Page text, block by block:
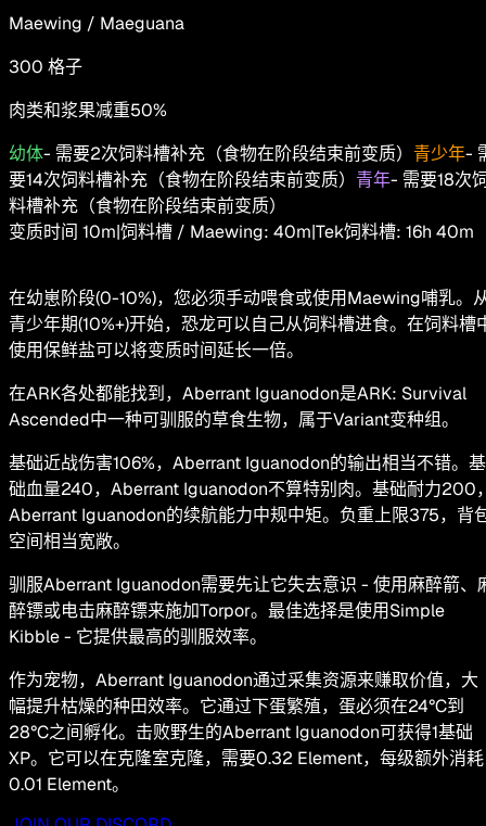
Maewing / Maeguana
300 格子
肉类和浆果减重50%
幼体- 需要2次饲料槽补充（食物在阶段结束前变质） 青少年-
要14次饲料槽补充（食物在阶段结束前变质） 青年- 需要18次
料槽补充（食物在阶段结束前变质）
变质时间 10m|饲料槽 / Maewing: 40m|Tek饲料槽: 16h 40m
在幼崽阶段(0-10%)，您必须手动喂食或使用Maewing哺乳。
青少年期(10%+)开始，恐龙可以自己从饲料槽进食。在饲料槽
使用保鲜盐可以将变质时间延长一倍。
在ARK各处都能找到，Aberrant Iguanodon是ARK: Survival
Ascended中一种可驯服的草食生物，属于Variant变种组。
基础近战伤害106%，Aberrant Iguanodon的输出相当不错。基
础血量240，Aberrant Iguanodon不算特别肉。基础耐力200
Aberrant Iguanodon的续航能力中规中矩。负重上限375，背
空间相当宽敞。
驯服Aberrant Iguanodon需要先让它失去意识 - 使用麻醉箭、
醉镖或电击麻醉镖来施加Torpor。最佳选择是使用Simple
Kibble - 它提供最高的驯服效率。
作为宠物，Aberrant Iguanodon通过采集资源来赚取价值，大
幅提升枯燥的种田效率。它通过下蛋繁殖，蛋必须在24°C到
28°C之间孵化。击败野生的Aberrant Iguanodon可获得1基础
XP。它可以在克隆室克隆，需要0.32 Element，每级额外消耗
0.01 Element。